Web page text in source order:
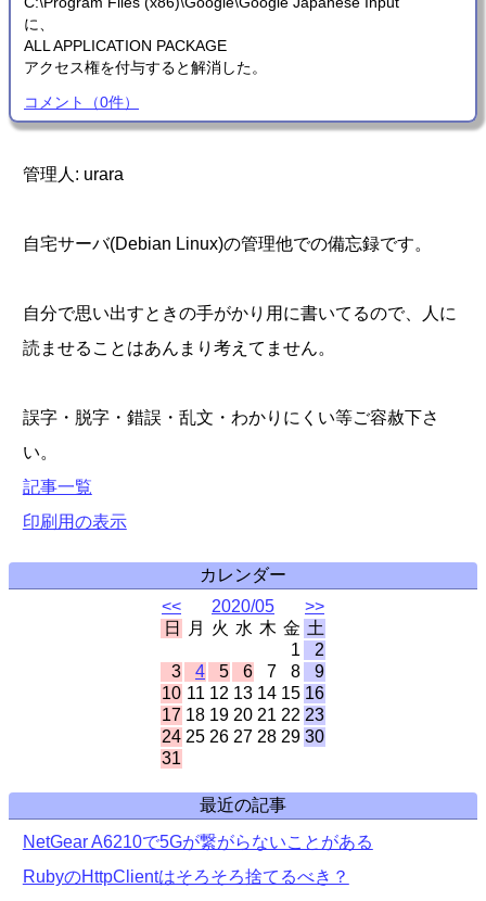
に、
ALL APPLICATION PACKAGE
アクセス権を付与すると解消した。
コメント （0件）
管理人: urara
自宅サーバ(Debian Linux)の管理他での備忘録です。
自分で思い出すときの手がかり用に書いてるので、人に
読ませることはあんまり考えてません。
誤字・脱字・錯誤・乱文・わかりにくい等ご容赦下さ
い。
記事一覧
印刷用の表示
カレンダー
<<
2020/05
>>
日
月 火 水 木 金 土
1
2
3
4 5 6 7 8
9
10 11 12 13 14 15 16
17 18 19 20 21 22 23
24 25 26 27 28 29 30
31
最近の記事
NetGear A6210で5Gが繋がらないことがある
RubyのHttpClientはそろそろ捨てるべき？